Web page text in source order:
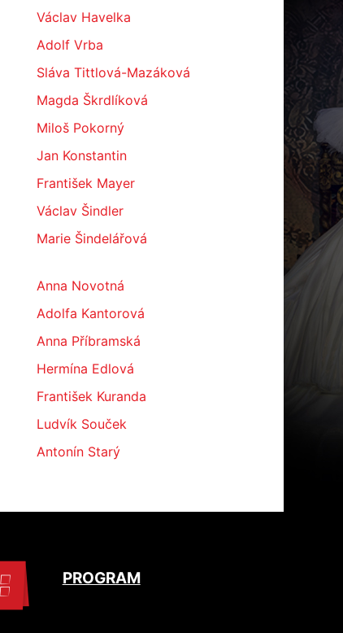
Václav Havelka
Adolf Vrba
Sláva Tittlová-Mazáková
Magda Škrdlíková
Miloš Pokorný
Jan Konstantin
František Mayer
Václav Šindler
Marie Šindelářová
Anna Novotná
Adolfa Kantorová
Anna Příbramská
Hermína Edlová
František Kuranda
Ludvík Souček
Antonín Starý
PROGRAM